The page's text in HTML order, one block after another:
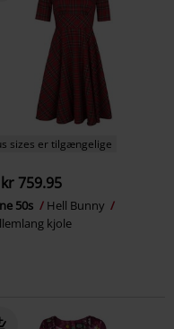
sizes er tilgængelige
kr 759.95
50s
Hell Bunny
kjole